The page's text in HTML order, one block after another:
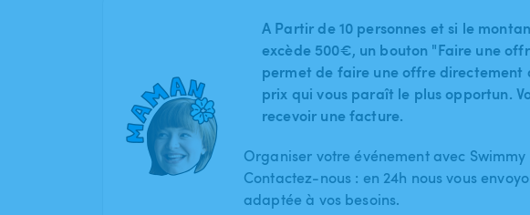
A Partir de 10 personnes et si le
excède 500€, un bouton "Faire une
permet de faire une offre directement
prix qui vous paraît le plus opportun.
recevoir une facture.
Organiser votre événement avec
Contactez-nous : en 24h nous vous
adaptée à vos besoins.